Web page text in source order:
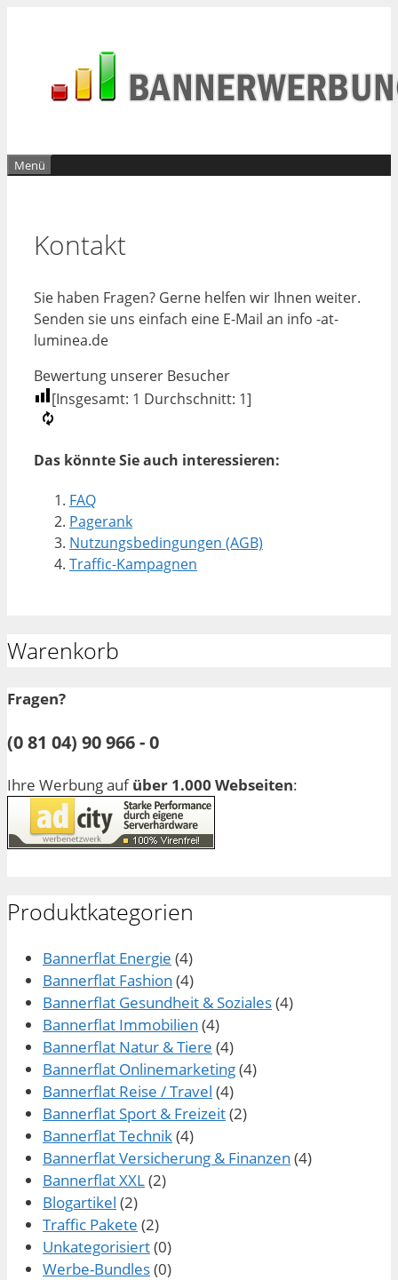
Menü
Kontakt
Sie haben Fragen? Gerne helfen wir Ihnen weiter.
Senden sie uns einfach eine E-Mail an info -at-
luminea.de
Bewertung unserer Besucher
[Insgesamt: 1 Durchschnitt: 1]
Das könnte Sie auch interessieren:
FAQ
Pagerank
Nutzungsbedingungen (AGB)
Traffic-Kampagnen
Warenkorb
Fragen?
(0 81 04) 90 966 - 0
Ihre Werbung aufüber 1.000 Webseiten:
Produktkategorien
Bannerflat Energie (4)
Bannerflat Fashion (4)
Bannerflat Gesundheit & Soziales(4)
Bannerflat Immobilien (4)
Bannerflat Natur & Tiere (4)
Bannerflat Onlinemarketing(4)
Bannerflat Reise / Travel (4)
Bannerflat Sport & Freizeit(2)
Bannerflat Technik(4)
Bannerflat Versicherung & Finanzen (4)
Bannerflat XXL(2)
Blogartikel (2)
Traffic Pakete (2)
Unkategorisiert(0)
Werbe-Bundles(0)